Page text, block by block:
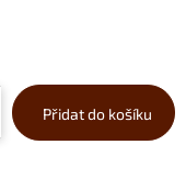
Přidat do košíku